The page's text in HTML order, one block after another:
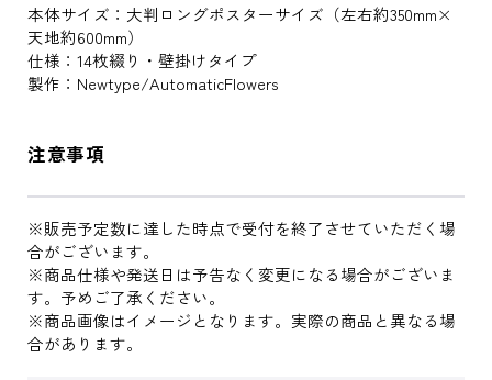
本体サイズ：大判ロングポスターサイズ（左右約350mm×
天地約600mm）
仕様：14枚綴り・壁掛けタイプ
製作：Newtype/AutomaticFlowers
注意事項
※販売予定数に達した時点で受付を終了させていただく場
合がございます。
※商品仕様や発送日は予告なく変更になる場合がございま
す。予めご了承ください。
※商品画像はイメージとなります。実際の商品と異なる場
合があります。